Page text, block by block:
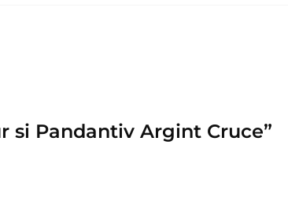
si Pandantiv Argint Cruce”